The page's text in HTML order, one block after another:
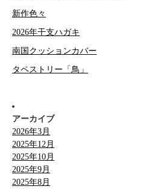
新作色々
2026年干支ハガキ
南国クッションカバー
タペストリー「鳥」
アーカイブ
2026年3月
2025年12月
2025年10月
2025年9月
2025年8月